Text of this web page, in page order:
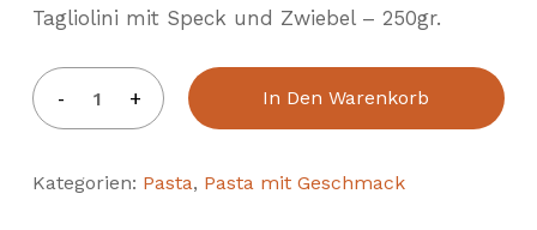
Tagliolini mit Speck und Zwiebel – 250gr.
In Den Warenkorb
Kategorien: Pasta, Pasta mit Geschmack